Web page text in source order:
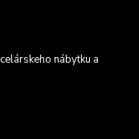
nábytku a